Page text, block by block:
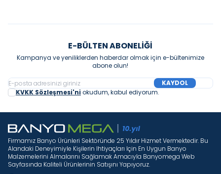
E-BÜLTEN ABONELIĞI
Kampanya ve yeniliklerden haberdar olmak için e-bültenimize
abone olun!
KAYDOL
KVKK Sözleşmesi'ni okudum, kabul ediyorum.
Firmamız Banyo Ürünleri Sektöründe 25 Yıldır Hizmet Vermektedir. Bu
Alandaki Deneyimiyle Kişilerin Ihtiyaçları Için En Uygun Banyo
Malzemelerini Almalarını Sağlamak Amacıyla Banyomega Web
Sayfasında Kaliteli Ürünlerinin Satışını Yapıyoruz.